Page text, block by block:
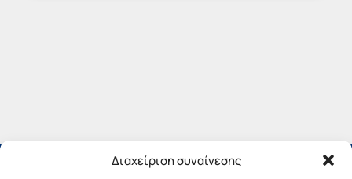
Διαχείριση συναίνεσης